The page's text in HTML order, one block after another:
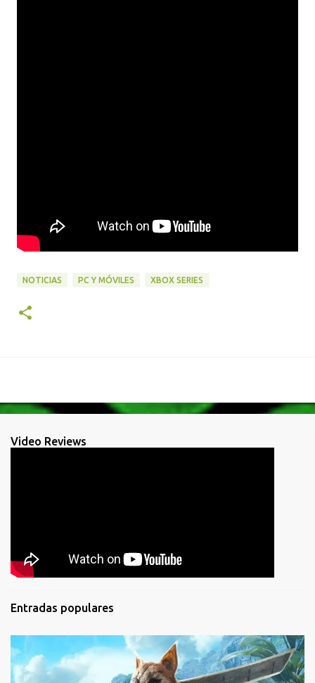
NOTICIAS PC Y MÓVILES XBOX SERIES
Video Reviews
Entradas populares